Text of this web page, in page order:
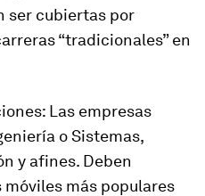
ser cubiertas por
“tradicionales” en
Las empresas
o Sistemas,
y afines. Deben
más populares